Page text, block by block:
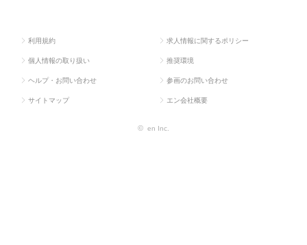
利用規約 求人情報に関するポリシー
個人情報の取り扱い 推奨環境
ヘルプ・お問い合わせ 参画のお問い合わせ
サイトマップ エン会社概要
© en Inc.